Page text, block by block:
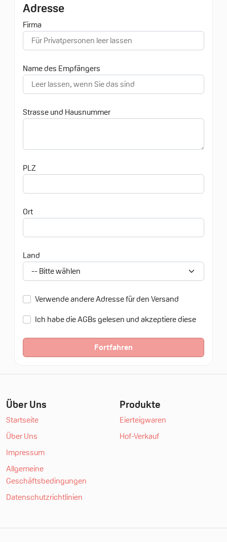
Adresse
Firma
Name des Empfängers
Strasse und Hausnummer
PLZ
Ort
Land
Verwende andere Adresse für den Versand
Ich habe die AGBs gelesen und akzeptiere diese
Fortfahren
Über Uns
Startseite
Über Uns
Impressum
Allgemeine
Geschäftsbedingungen
Datenschutzrichtlinien
Produkte
Eierteigwaren
Hof-Verkauf